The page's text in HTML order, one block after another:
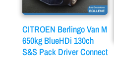
CITROEN Berlingo Van M
650kg BlueHDi 130ch
S&S Pack Driver Connect